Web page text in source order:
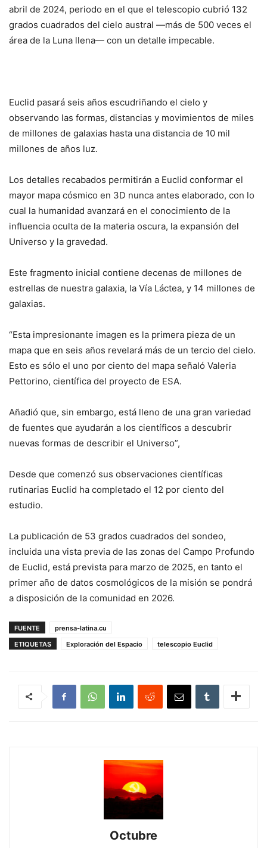
abril de 2024, periodo en el que el telescopio cubrió 132
grados cuadrados del cielo austral —más de 500 veces el
área de la Luna llena— con un detalle impecable.
Euclid pasará seis años escudriñando el cielo y
observando las formas, distancias y movimientos de miles
de millones de galaxias hasta una distancia de 10 mil
millones de años luz.
Los detalles recabados permitirán a Euclid conformar el
mayor mapa cósmico en 3D nunca antes elaborado, con lo
cual la humanidad avanzará en el conocimiento de la
influencia oculta de la materia oscura, la expansión del
Universo y la gravedad.
Este fragmento inicial contiene decenas de millones de
estrellas de nuestra galaxia, la Vía Láctea, y 14 millones de
galaxias.
“Esta impresionante imagen es la primera pieza de un
mapa que en seis años revelará más de un tercio del cielo.
Esto es sólo el uno por ciento del mapa señaló Valeria
Pettorino, científica del proyecto de ESA.
Añadió que, sin embargo, está lleno de una gran variedad
de fuentes que ayudarán a los científicos a descubrir
nuevas formas de describir el Universo”,
Desde que comenzó sus observaciones científicas
rutinarias Euclid ha completado el 12 por ciento del
estudio.
La publicación de 53 grados cuadrados del sondeo,
incluida una vista previa de las zonas del Campo Profundo
de Euclid, está prevista para marzo de 2025, en tanto el
primer año de datos cosmológicos de la misión se pondrá
a disposición de la comunidad en 2026.
FUENTE
prensa-latina.cu
ETIQUETAS
Exploración del Espacio telescopio Euclid
Octubre